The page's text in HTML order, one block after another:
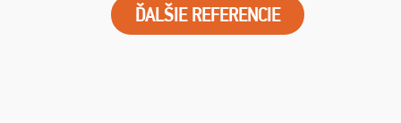
ĎALŠIE REFERENCIE